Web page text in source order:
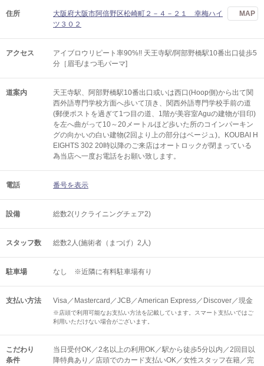
住所
大阪府大阪市阿倍野区松崎町２－４－２１ 幸梅ハイ
ツ３０２
MAP
アクセス
アイブロウリピート率90%!! 天王寺駅/阿部野橋駅10番出口徒歩5
分［眉毛/まつ毛パーマ]
道案内
天王寺駅、阿部野橋駅10番出口或いは西口(Hoop側)から出て関
西外語専門学校方面へ歩いて頂き、関西外語専門学校手前の道
(郵便ポストを過ぎて1つ目の道、1階が美容室Aguの建物が目印)
を左へ曲がって10～20メートルほど歩いた所のコインパーキン
グの向かいの白い建物(2回より上の部分はベージュ)。KOUBAI H
EIGHTS 302 20時以降のご来店はオートロックが閉まっている
為当店へ一度お電話をお願い致します。
電話 番号を表示
設備 総数2(リクライニングチェア2)
スタッフ数 総数2人(施術者（まつげ）2人)
駐車場 なし ※近隣に有料駐車場有り
支払い方法 Visa／Mastercard／JCB／American Express／Discover／現金
※店頭で利用可能なお支払い方法を記載しています。スマート支払いではご
利用いただけない場合がございます。
こだわり
条件
当日受付OK／2名以上の利用OK／駅から徒歩5分以内／2回目以
降特典あり／店頭でのカード支払いOK／女性スタッフ在籍／完